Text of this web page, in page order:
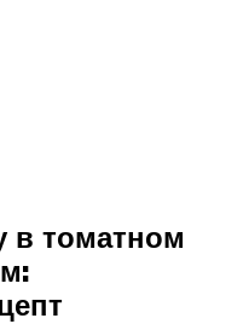
в томатном